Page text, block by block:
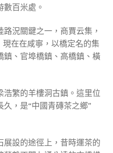
百米處。
況關鍵之一，商賈云集，
現在在咸寧，以橋定名的集
鎮、官埠橋鎮、高橋鎮、橫
浩繁的羊樓洞古鎮。這里位
，是“中國青磚茶之鄉”
設的途徑上，昔時運茶的